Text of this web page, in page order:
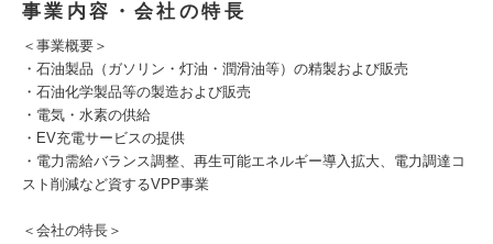
事業内容・会社の特長
＜事業概要＞
・石油製品（ガソリン・灯油・潤滑油等）の精製および販売
・石油化学製品等の製造および販売
・電気・水素の供給
・EV充電サービスの提供
・電力需給バランス調整、再生可能エネルギー導入拡大、電力調達コ
スト削減など資するVPP事業
＜会社の特長＞